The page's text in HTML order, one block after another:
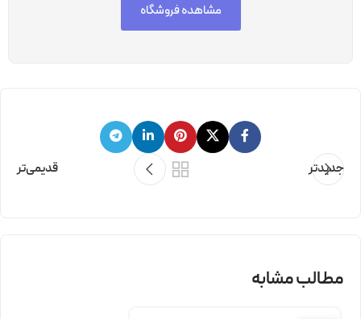
مشاهده فروشگاه
جدیدتر قدیمی‌تر
مطالب مشابه